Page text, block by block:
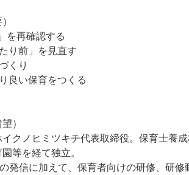
を再確認する
り前」を見直す
くり
良い保育をつくる
）
クノヒミツキチ代表取締役。保育士養
等を経て独立。
発信に加えて、保育者向けの研修、研修